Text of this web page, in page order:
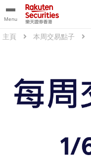
Menu
主頁 本周交易點子